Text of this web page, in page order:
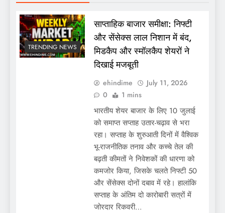
TRENDING NEWS
साप्ताहिक बाजार समीक्षा: निफ्टी
और सेंसेक्स लाल निशान में बंद,
मिडकैप और स्मॉलकैप शेयरों ने
दिखाई मजबूती
ehindime
July 11, 2026
0
1 mins
भारतीय शेयर बाजार के लिए 10 जुलाई
को समाप्त सप्ताह उतार-चढ़ाव से भरा
रहा। सप्ताह के शुरुआती दिनों में वैश्विक
भू-राजनीतिक तनाव और कच्चे तेल की
बढ़ती कीमतों ने निवेशकों की धारणा को
कमजोर किया, जिसके चलते निफ्टी 50
और सेंसेक्स दोनों दबाव में रहे। हालांकि
सप्ताह के अंतिम दो कारोबारी सत्रों में
जोरदार रिकवरी…